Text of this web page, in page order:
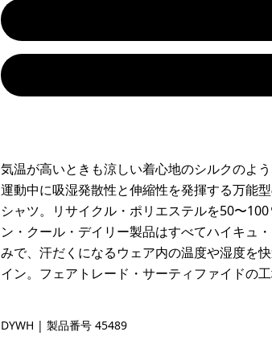
気温が高いときも涼しい着心地のシルクのよう
運動中に吸湿発散性と伸縮性を発揮する万能
シャツ。リサイクル・ポリエステルを50〜
ン・クール・デイリー製品はすべてハイキュ
みで、汗だくになるウェア内の温度や湿度を
イン。フェアトレード・サーティファイドの
Dyno White
DYWH | 製品番号 45489